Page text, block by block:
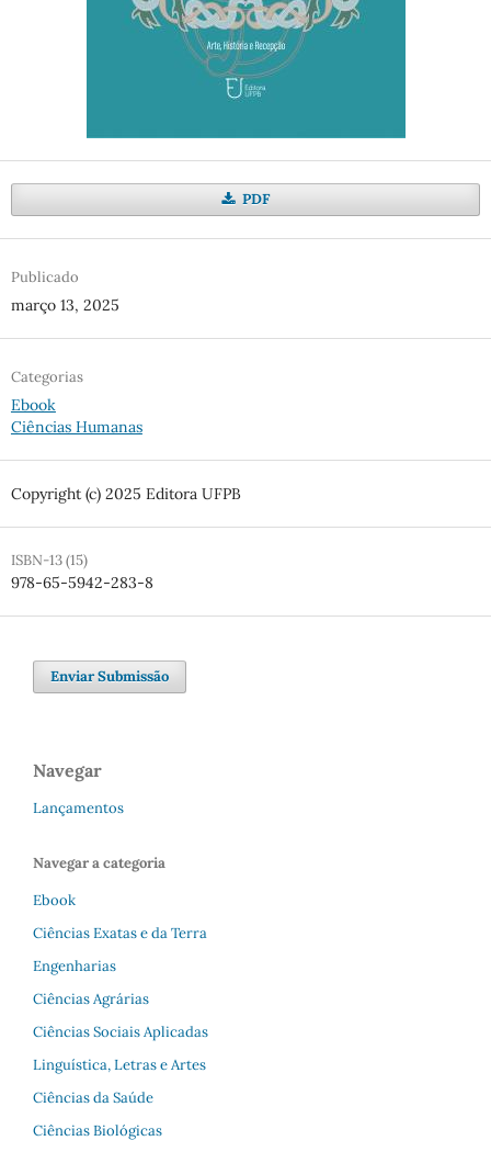
PDF
Publicado
março 13, 2025
Categorias
Ebook
Ciências Humanas
Copyright (c) 2025 Editora UFPB
ISBN-13 (15)
978-65-5942-283-8
Enviar Submissão
Navegar
Lançamentos
Navegar a categoria
Ebook
Ciências Exatas e da Terra
Engenharias
Ciências Agrárias
Ciências Sociais Aplicadas
Linguística, Letras e Artes
Ciências da Saúde
Ciências Biológicas